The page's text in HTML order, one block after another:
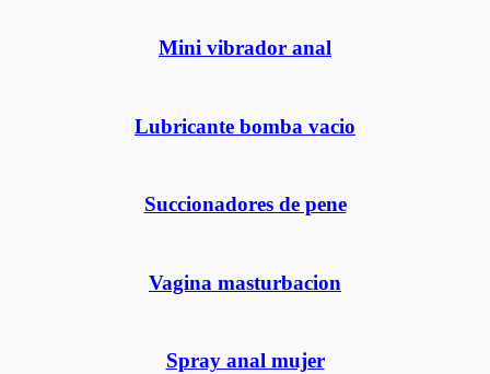
Mini vibrador anal
Lubricante bomba vacio
Succionadores de pene
Vagina masturbacion
Spray anal mujer